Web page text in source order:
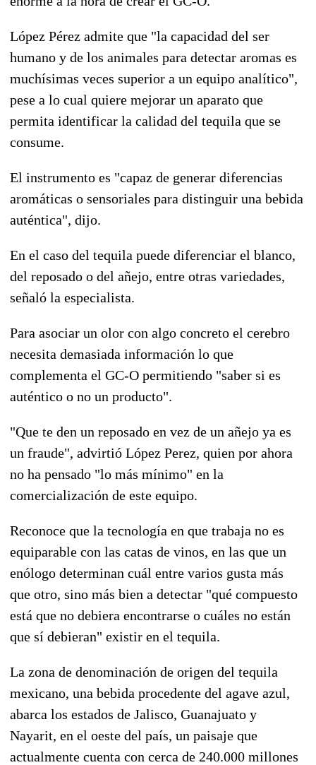
López Pérez admite que "la capacidad del ser
humano y de los animales para detectar aromas es
muchísimas veces superior a un equipo analítico",
pese a lo cual quiere mejorar un aparato que
permita identificar la calidad del tequila que se
consume.
El instrumento es "capaz de generar diferencias
aromáticas o sensoriales para distinguir una bebida
auténtica", dijo.
En el caso del tequila puede diferenciar el blanco,
del reposado o del añejo, entre otras variedades,
señaló la especialista.
Para asociar un olor con algo concreto el cerebro
necesita demasiada información lo que
complementa el GC-O permitiendo "saber si es
auténtico o no un producto".
"Que te den un reposado en vez de un añejo ya es
un fraude", advirtió López Perez, quien por ahora
no ha pensado "lo más mínimo" en la
comercialización de este equipo.
Reconoce que la tecnología en que trabaja no es
equiparable con las catas de vinos, en las que un
enólogo determinan cuál entre varios gusta más
que otro, sino más bien a detectar "qué compuesto
está que no debiera encontrarse o cuáles no están
que sí debieran" existir en el tequila.
La zona de denominación de origen del tequila
mexicano, una bebida procedente del agave azul,
abarca los estados de Jalisco, Guanajuato y
Nayarit, en el oeste del país, un paisaje que
actualmente cuenta con cerca de 240.000 millones